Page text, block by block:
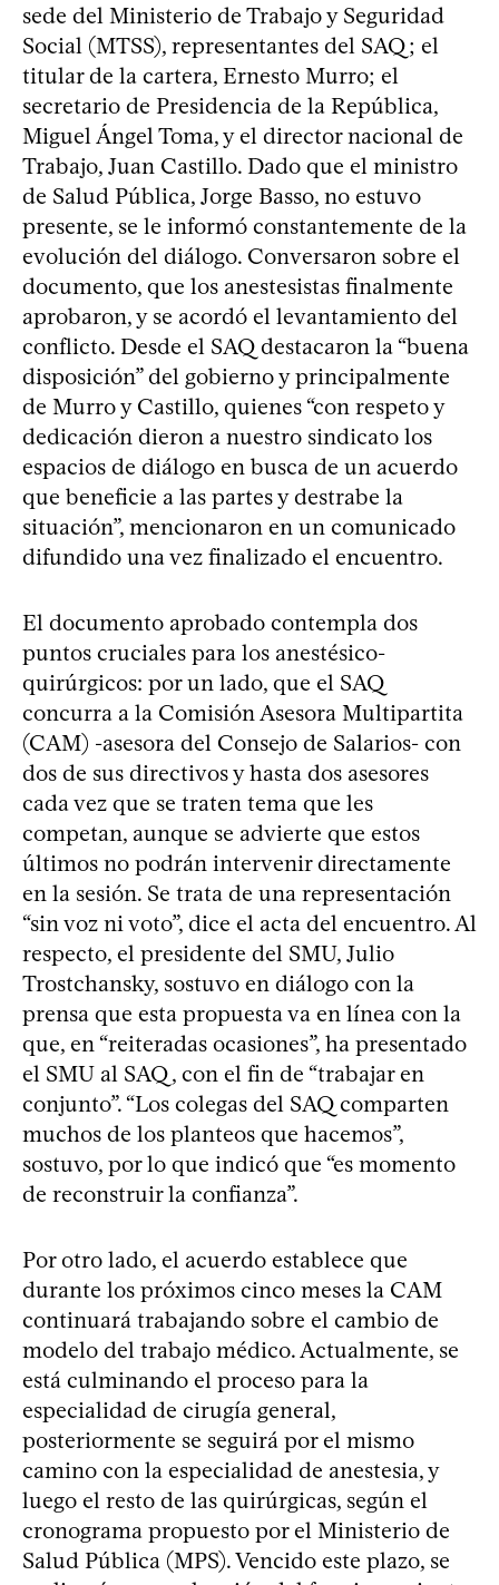
sede del Ministerio de Trabajo y Seguridad
Social (MTSS), representantes del SAQ; el
titular de la cartera, Ernesto Murro; el
secretario de Presidencia de la República,
Miguel Ángel Toma, y el director nacional de
Trabajo, Juan Castillo. Dado que el ministro
de Salud Pública, Jorge Basso, no estuvo
presente, se le informó constantemente de la
evolución del diálogo. Conversaron sobre el
documento, que los anestesistas finalmente
aprobaron, y se acordó el levantamiento del
conflicto. Desde el SAQ destacaron la “buena
disposición” del gobierno y principalmente
de Murro y Castillo, quienes “con respeto y
dedicación dieron a nuestro sindicato los
espacios de diálogo en busca de un acuerdo
que beneficie a las partes y destrabe la
situación”, mencionaron en un comunicado
difundido una vez finalizado el encuentro.
El documento aprobado contempla dos
puntos cruciales para los anestésico-
quirúrgicos: por un lado, que el SAQ
concurra a la Comisión Asesora Multipartita
(CAM) -asesora del Consejo de Salarios- con
dos de sus directivos y hasta dos asesores
cada vez que se traten tema que les
competan, aunque se advierte que estos
últimos no podrán intervenir directamente
en la sesión. Se trata de una representación
“sin voz ni voto”, dice el acta del encuentro. Al
respecto, el presidente del SMU, Julio
Trostchansky, sostuvo en diálogo con la
prensa que esta propuesta va en línea con la
que, en “reiteradas ocasiones”, ha presentado
el SMU al SAQ, con el fin de “trabajar en
conjunto”. “Los colegas del SAQ comparten
muchos de los planteos que hacemos”,
sostuvo, por lo que indicó que “es momento
de reconstruir la confianza”.
Por otro lado, el acuerdo establece que
durante los próximos cinco meses la CAM
continuará trabajando sobre el cambio de
modelo del trabajo médico. Actualmente, se
está culminando el proceso para la
especialidad de cirugía general,
posteriormente se seguirá por el mismo
camino con la especialidad de anestesia, y
luego el resto de las quirúrgicas, según el
cronograma propuesto por el Ministerio de
Salud Pública (MPS). Vencido este plazo, se